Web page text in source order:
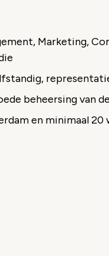
Marketing,
beheersing van
en minimaal 20